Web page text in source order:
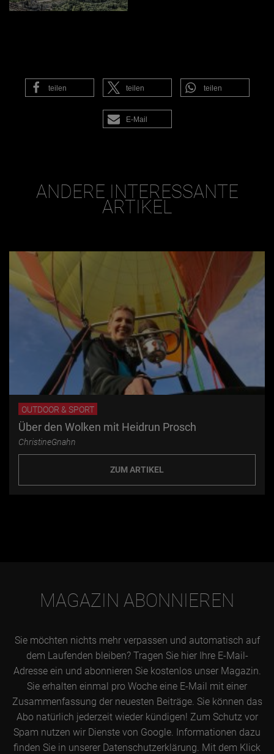
teilen teilen teilen
E-Mail
ANDERE INTERESSANTE
ARTIKEL
OUTDOOR & SPORT
Über den Wolken mit Heidrun Prosch
ChristineGnahn
ZUM ARTIKEL
MAGAZIN ABONNIEREN
Sie möchten nichts mehr verpassen und automatisch auf
dem Laufenden bleiben? Tragen Sie hier Ihre E-Mail-
Adresse ein und abonnieren Sie kostenlos unser Magazin.
Sie erhalten einmal pro Woche eine E-Mail mit einer
Zusammenfassung der neuesten Beiträge. Sie können das
Abo natürlich jederzeit wieder kündigen! Zum Schutz vor
Spam nutzen wir Dienste von Google. Informationen dazu
finden Sie in unserer Datenschutzerklärung. Mit dem Klick